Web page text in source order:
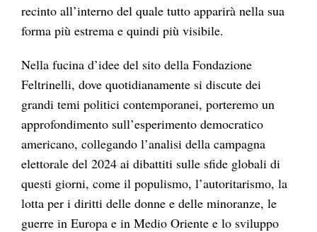
recinto all’interno del quale tutto apparirà nella sua
forma più estrema e quindi più visibile.
Nella fucina d’idee del sito della Fondazione
Feltrinelli, dove quotidianamente si discute dei
grandi temi politici contemporanei, porteremo un
approfondimento sull’esperimento democratico
americano, collegando l’analisi della campagna
elettorale del 2024 ai dibattiti sulle sfide globali di
questi giorni, come il populismo, l’autoritarismo, la
lotta per i diritti delle donne e delle minoranze, le
guerre in Europa e in Medio Oriente e lo sviluppo